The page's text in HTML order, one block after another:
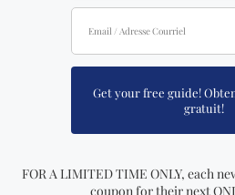
l’âme et de l’esprit, créant une
spirituelle inébranlable chez
cristaux d’ascension qui vous
spirituelle la plus élevée
êtes encore dans votre corps
Les diamants Herkimer ont une